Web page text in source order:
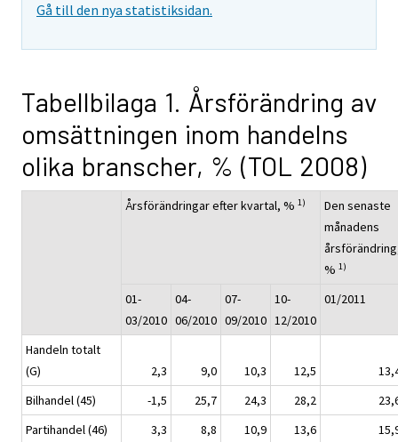
Gå till den nya statistiksidan.
Tabellbilaga 1. Årsförändring av
omsättningen inom handelns
olika branscher, % (TOL 2008)
Årsförändringar efter kvartal, % 1)
Den senaste
månadens
% 1)
01-
03/2010
04-
06/2010
07-
09/2010
10-
12/2010
01/2011
Handeln totalt
(G)
2,3 9,0 10,3 12,5
Bilhandel (45)
-1,5 25,7 24,3 28,2
Partihandel (46)
3,3 8,8 10,9 13,6